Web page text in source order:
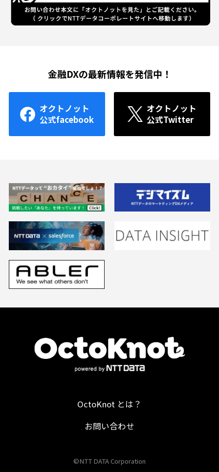
金融DXの最新情報を発信中！
オクトノット
公式facebook
オクトノット
公式Twitter
OctoKnot とは？
お問い合わせ
©NTT DATA Corporation